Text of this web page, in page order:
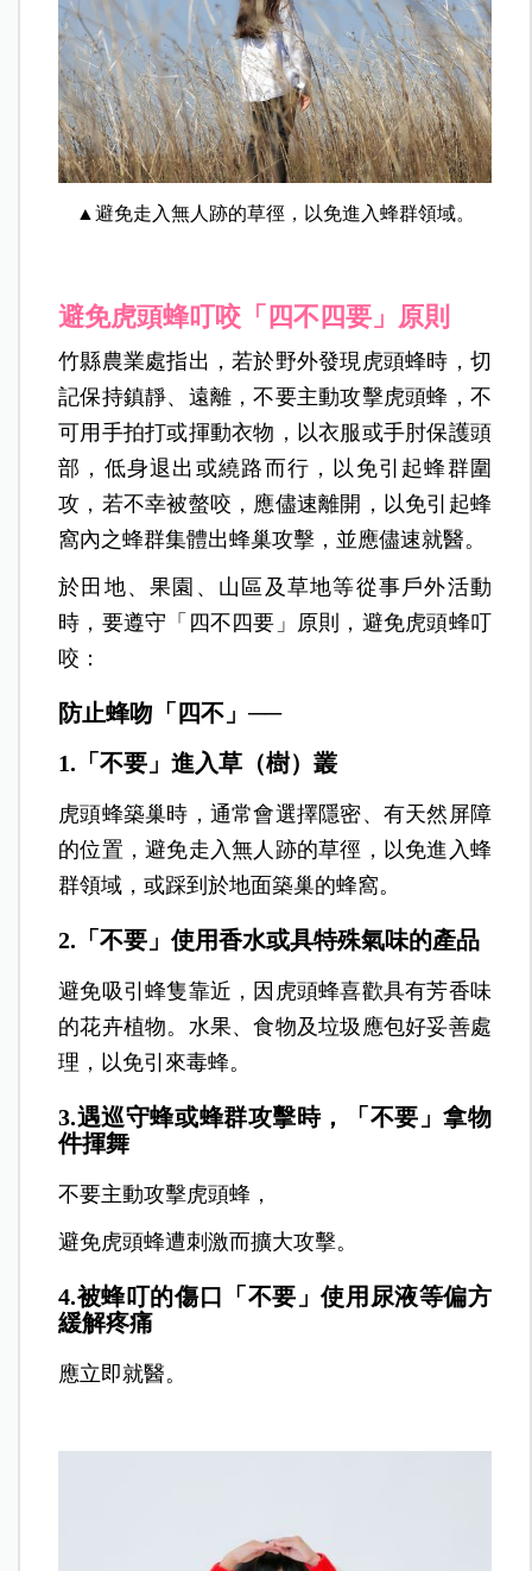
▲避免走入無人跡的草徑，以免進入蜂群領域。
避免虎頭蜂叮咬「四不四要」原則
竹縣農業處指出，若於野外發現虎頭蜂時，切
記保持鎮靜、遠離，不要主動攻擊虎頭蜂，不
可用手拍打或揮動衣物，以衣服或手肘保護頭
部，低身退出或繞路而行，以免引起蜂群圍
攻，若不幸被螫咬，應儘速離開，以免引起蜂
窩內之蜂群集體出蜂巢攻擊，並應儘速就醫。
於田地、果園、山區及草地等從事戶外活動
時，要遵守「四不四要」原則，避免虎頭蜂叮
咬：
防止蜂吻「四不」──
1.「不要」進入草（樹）叢
虎頭蜂築巢時，通常會選擇隱密、有天然屏障
的位置，避免走入無人跡的草徑，以免進入蜂
群領域，或踩到於地面築巢的蜂窩。
2.「不要」使用香水或具特殊氣味的產品
避免吸引蜂隻靠近，因虎頭蜂喜歡具有芳香味
的花卉植物。水果、食物及垃圾應包好妥善處
理，以免引來毒蜂。
3.遇巡守蜂或蜂群攻擊時，「不要」拿物
件揮舞
不要主動攻擊虎頭蜂，
避免虎頭蜂遭刺激而擴大攻擊。
4.被蜂叮的傷口「不要」使用尿液等偏方
緩解疼痛
應立即就醫。